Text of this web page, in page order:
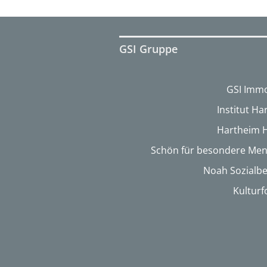
GSI Gruppe
GSI
Institut
Hartheim
Schön für besondere
Noah